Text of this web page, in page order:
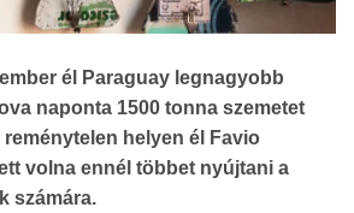
él Paraguay legnagyobb
naponta 1500 tonna szemetet
helyen él Favio
volna ennél többet nyújtani a
számára.